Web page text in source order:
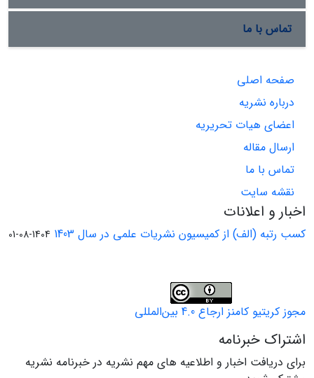
تماس با ما
صفحه اصلی
درباره نشریه
اعضای هیات تحریریه
ارسال مقاله
تماس با ما
نقشه سایت
اخبار و اعلانات
کسب رتبه (الف) از کمیسیون نشریات علمی در سال 1403 1404-08-01
مجوز کریتیو کامنز ارجاع 4.0 بین‌المللی
اشتراک خبرنامه
برای دریافت اخبار و اطلاعیه های مهم نشریه در خبرنامه نشریه